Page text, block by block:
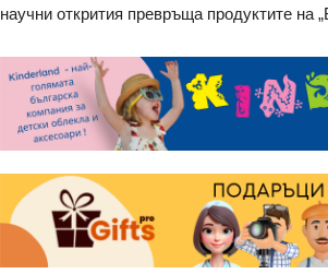
научни открития превръща продуктите на